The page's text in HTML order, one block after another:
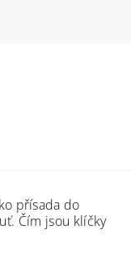
přísada do
Čím jsou klíčky